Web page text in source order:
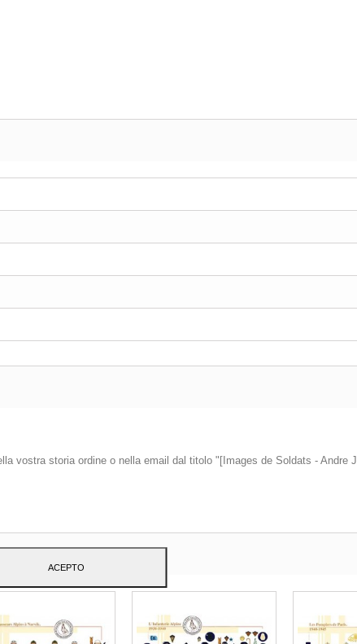
vostra storia ordine o nella email dal titolo "[Images de Soldats - Andre
per migliorare i nostri servizi e
le tue abitudini di
ACEPTO